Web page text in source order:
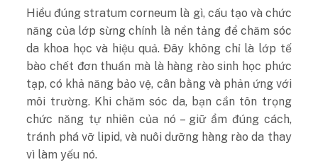
Hiểu đúng stratum corneum là gì, cấu tạo và chức
năng của lớp sừng chính là nền tảng để chăm sóc
da khoa học và hiệu quả. Đây không chỉ là lớp tế
bào chết đơn thuần mà là hàng rào sinh học phức
tạp, có khả năng bảo vệ, cân bằng và phản ứng với
môi trường. Khi chăm sóc da, bạn cần tôn trọng
chức năng tự nhiên của nó – giữ ẩm đúng cách,
tránh phá vỡ lipid, và nuôi dưỡng hàng rào da thay
vì làm yếu nó.